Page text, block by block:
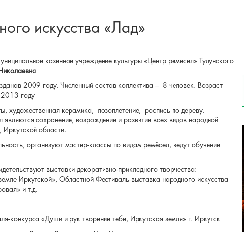
искусства «Лад»
казенное учреждение культуры «Центр ремесел» Тулунского
2009 году. Численный состав коллектива – 8 человек. Возраст
году.
художественная керамика, лозоплетение, роспись по дереву.
сохранение, возрождение и развитие всех видов народной
Иркутской области.
организуют мастер-классы по видам ремёсел, ведут обучение
выставки декоративно-прикладного творчества:
Иркутской», Областной Фестиваль-выставка народного искусства
и т.д.
конкурса «Души и рук творение тебе, Иркутская земля» г. Иркутск